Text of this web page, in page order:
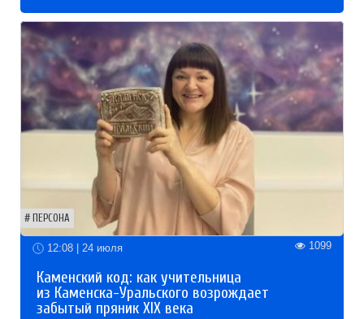
ПЕРСОНА
12:08 | 24 июля 1099
Каменский код: как учительница
из Каменска-Уральского возрождает
забытый пряник XIX века